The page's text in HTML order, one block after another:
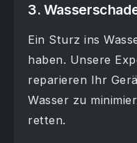
3.
Ein Sturz ins
haben. Unsere
reparieren Ihr
Wasser zu
retten.